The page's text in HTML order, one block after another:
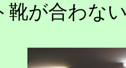
靴が合わな